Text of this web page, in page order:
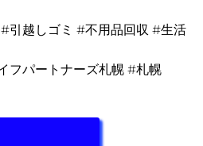
引越しゴミ #不用品回収 #生活
フパートナーズ札幌 #札幌